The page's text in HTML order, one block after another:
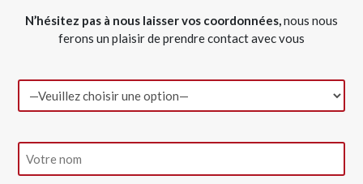
N’hésitez pas à nous laisser vos coordonnées,nous nous
ferons un plaisir de prendre contact avec vous